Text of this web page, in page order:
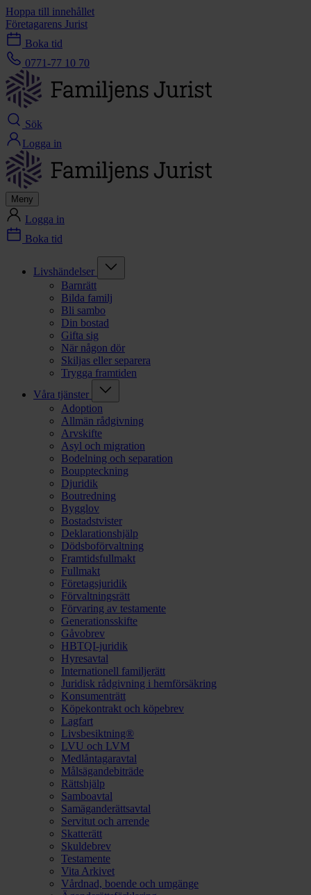
Hoppa till innehållet
Företagarens Jurist
Boka tid
0771-77 10 70
Sök
Logga in
Meny
Logga in
Boka tid
Livshändelser
Barnrätt
Bilda familj
Bli sambo
Din bostad
Gifta sig
När någon dör
Skiljas eller separera
Trygga framtiden
Våra tjänster
Adoption
Allmän rådgivning
Arvskifte
Asyl och migration
Bodelning och separation
Bouppteckning
Djuridik
Boutredning
Bygglov
Bostadstvister
Deklarationshjälp
Dödsboförvaltning
Framtidsfullmakt
Fullmakt
Företagsjuridik
Förvaltningsrätt
Förvaring av testamente
Generationsskifte
Gåvobrev
HBTQI-juridik
Hyresavtal
Internationell familjerätt
Juridisk rådgivning i hemförsäkring
Konsumenträtt
Köpekontrakt och köpebrev
Lagfart
Livsbesiktning®
LVU och LVM
Medlåntagaravtal
Målsägandebiträde
Rättshjälp
Samboavtal
Samäganderättsavtal
Servitut och arrende
Skatterätt
Skuldebrev
Testamente
Vita Arkivet
Vårdnad, boende och umgänge